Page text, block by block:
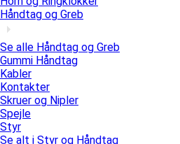
Håndtag og Greb
Se alle Håndtag og Greb
Gummi Håndtag
Kabler
Kontakter
Skruer og Nipler
Spejle
Styr
Se alt i Styr og Håndtag